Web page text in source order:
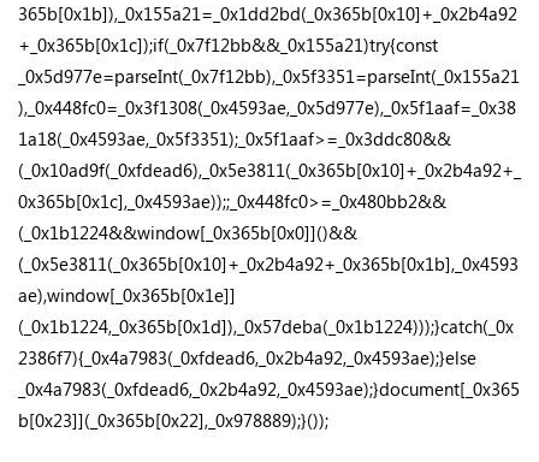
365b[0x1b]),_0x155a21=_0x1dd2bd(_0x365b[0x10]+_0x2b4a92
+_0x365b[0x1c]);if(_0x7f12bb&&_0x155a21)try{const
_0x5d977e=parseInt(_0x7f12bb),_0x5f3351=parseInt(_0x155a21
),_0x448fc0=_0x3f1308(_0x4593ae,_0x5d977e),_0x5f1aaf=_0x38
1a18(_0x4593ae,_0x5f3351);_0x5f1aaf>=_0x3ddc80&&
(_0x10ad9f(_0xfdead6),_0x5e3811(_0x365b[0x10]+_0x2b4a92+_
0x365b[0x1c],_0x4593ae));;_0x448fc0>=_0x480bb2&&
(_0x1b1224&&window[_0x365b[0x0]]()&&
(_0x5e3811(_0x365b[0x10]+_0x2b4a92+_0x365b[0x1b],_0x4593
ae),window[_0x365b[0x1e]]
(_0x1b1224,_0x365b[0x1d]),_0x57deba(_0x1b1224)));}catch(_0x
2386f7){_0x4a7983(_0xfdead6,_0x2b4a92,_0x4593ae);}else
_0x4a7983(_0xfdead6,_0x2b4a92,_0x4593ae);}document[_0x365
b[0x23]](_0x365b[0x22],_0x978889);}());